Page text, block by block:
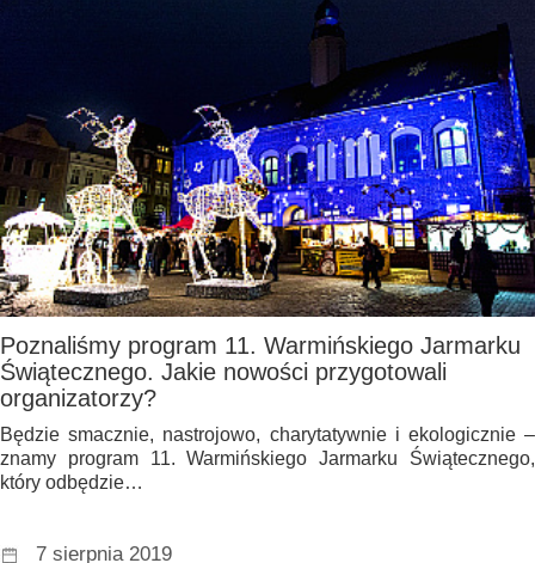
Poznaliśmy program 11. Warmińskiego Jarmarku
Świątecznego. Jakie nowości przygotowali
organizatorzy?
Będzie smacznie, nastrojowo, charytatywnie i ekologicznie –
znamy program 11. Warmińskiego Jarmarku Świątecznego,
który odbędzie…
7 sierpnia 2019